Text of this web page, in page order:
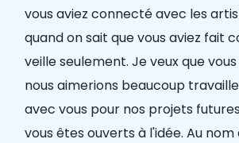
vous aviez connecté avec les
quand on sait que vous aviez fait
veille seulement. Je veux que
nous aimerions beaucoup
avec vous pour nos projets
vous êtes ouverts à l'idée. Au nom